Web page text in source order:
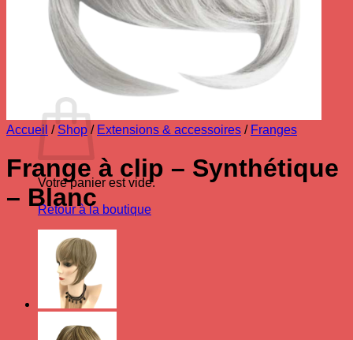
Votre panier est vide.
Retour à la boutique
Votre panier est vide.
Retour à la boutique
Accueil / Shop / Extensions & accessoires / Franges
Frange à clip – Synthétique
– Blanc